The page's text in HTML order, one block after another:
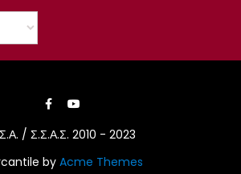
/ Σ.Σ.Α.Σ. 2010 - 2023
by Acme Themes